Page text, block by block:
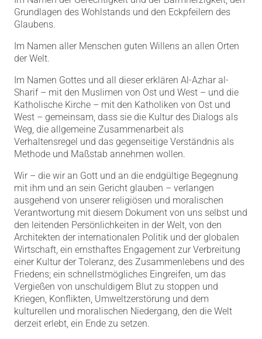
Grundlagen des Wohlstands und den Eckpfeilern des
Glaubens.
Im Namen aller Menschen guten Willens an allen Orten
der Welt.
Im Namen Gottes und all dieser erklären Al-Azhar al-
Sharif – mit den Muslimen von Ost und West – und die
Katholische Kirche – mit den Katholiken von Ost und
West – gemeinsam, dass sie die Kultur des Dialogs als
Weg, die allgemeine Zusammenarbeit als
Verhaltensregel und das gegenseitige Verständnis als
Methode und Maßstab annehmen wollen.
Wir – die wir an Gott und an die endgültige Begegnung
mit ihm und an sein Gericht glauben – verlangen
ausgehend von unserer religiösen und moralischen
Verantwortung mit diesem Dokument von uns selbst und
den leitenden Persönlichkeiten in der Welt, von den
Architekten der internationalen Politik und der globalen
Wirtschaft, ein ernsthaftes Engagement zur Verbreitung
einer Kultur der Toleranz, des Zusammenlebens und des
Friedens; ein schnellstmögliches Eingreifen, um das
Vergießen von unschuldigem Blut zu stoppen und
Kriegen, Konflikten, Umweltzerstörung und dem
kulturellen und moralischen Niedergang, den die Welt
derzeit erlebt, ein Ende zu setzen.